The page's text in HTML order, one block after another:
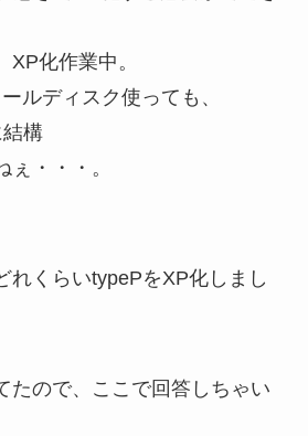
化作業中。
ルディスク使っても、
構
・・・。
くらいtypePをXP化しまし
たので、ここで回答しちゃい